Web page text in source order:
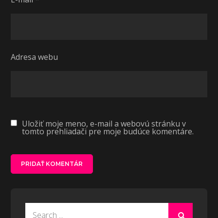
Adresa webu
Uložiť moje meno, e-mail a webovú stránku v
tomto prehliadači pre moje budúce komentáre.